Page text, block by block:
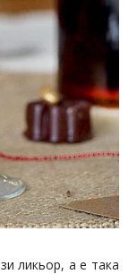
ликьор, а е така